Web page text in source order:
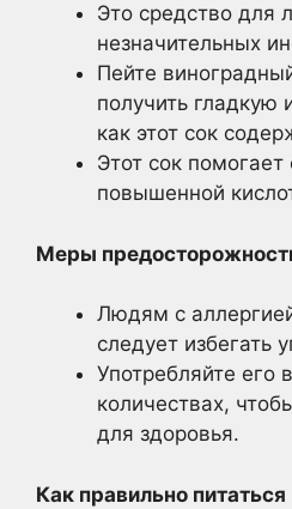
Это средство для
незначительных
Пейте
получить
как этот сок
Этот сок помогает
повышенной
Меры
Людям с
следует избегать
Употребляйте его
количествах,
для здоровья.
Как правильно питаться